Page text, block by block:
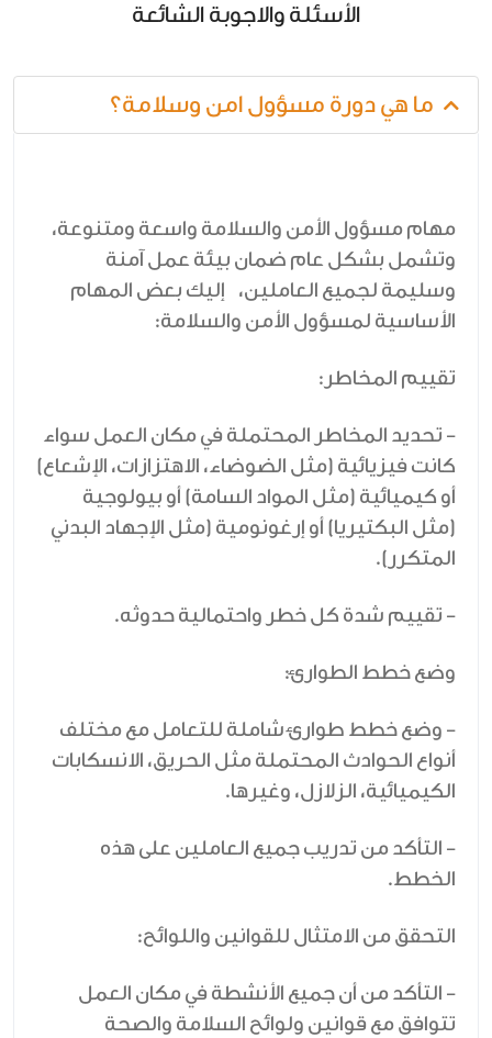
الأسئلة والاجوبة الشائعة
ما هي دورة مسؤول امن وسلامة؟
مهام مسؤول الأمن والسلامة واسعة ومتنوعة،
وتشمل بشكل عام ضمان بيئة عمل آمنة
وسليمة لجميع العاملين، إليك بعض المهام
الأساسية لمسؤول الأمن والسلامة:
تقييم المخاطر:
- تحديد المخاطر المحتملة في مكان العمل سواء
كانت فيزيائية (مثل الضوضاء، الاهتزازات، الإشعاع)
أو كيميائية (مثل المواد السامة) أو بيولوجية
(مثل البكتيريا) أو إرغونومية (مثل الإجهاد البدني
المتكرر).
- تقييم شدة كل خطر واحتمالية حدوثه.
وضع خطط الطوارئ:
- وضع خطط طوارئ شاملة للتعامل مع مختلف
أنواع الحوادث المحتملة مثل الحريق، الانسكابات
الكيميائية، الزلازل، وغيرها.
- التأكد من تدريب جميع العاملين على هذه
الخطط.
التحقق من الامتثال للقوانين واللوائح:
- التأكد من أن جميع الأنشطة في مكان العمل
تتوافق مع قوانين ولوائح السلامة والصحة